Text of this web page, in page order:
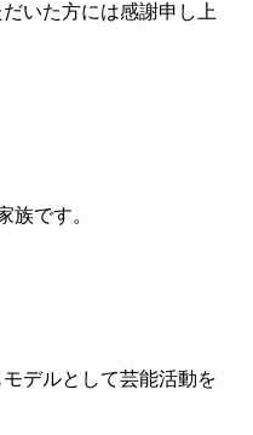
いた方には感謝申し上
族です。
デルとして芸能活動を